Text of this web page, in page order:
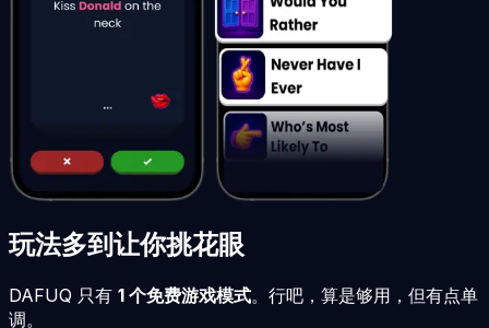
玩法多到让你挑花眼
DAFUQ 只有 1 个免费游戏模式。行吧，算是够用，但有点单
调。